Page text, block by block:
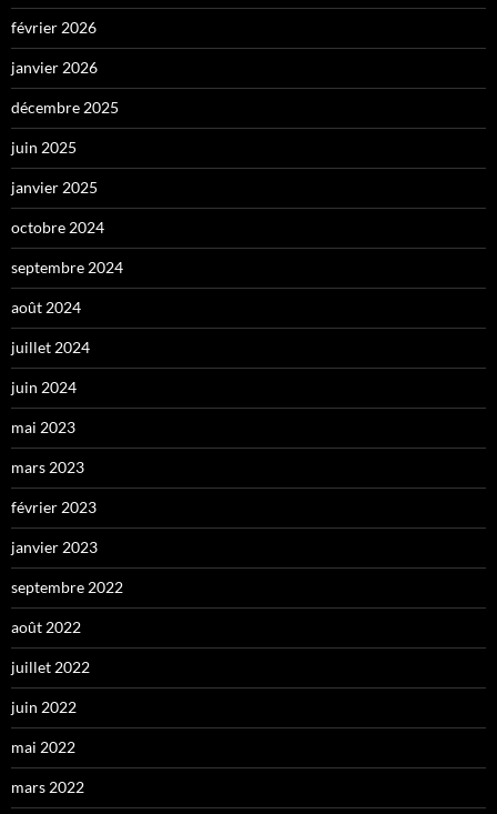
février 2026
janvier 2026
décembre 2025
juin 2025
janvier 2025
octobre 2024
septembre 2024
août 2024
juillet 2024
juin 2024
mai 2023
mars 2023
février 2023
janvier 2023
septembre 2022
août 2022
juillet 2022
juin 2022
mai 2022
mars 2022